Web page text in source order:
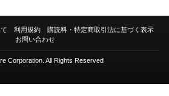
A350 XWB 日本航空 セントレア 実績 航空
利用規約
購読料・特定商取引法に基づく表示
お問い合わせ
Corporation. All Rights Reserved